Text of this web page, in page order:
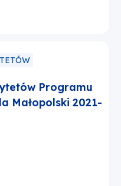
Programu
Małopolski 2021-